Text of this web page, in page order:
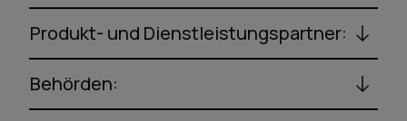
Produkt- und Dienstleistungspartner:
Behörden: